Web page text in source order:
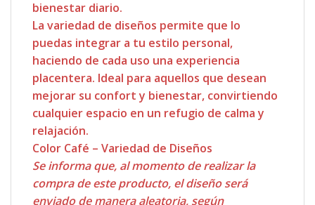
bienestar diario.
La variedad de diseños permite que lo
puedas integrar a tu estilo personal,
haciendo de cada uso una experiencia
placentera. Ideal para aquellos que desean
mejorar su confort y bienestar, convirtiendo
cualquier espacio en un refugio de calma y
relajación.
Color Café – Variedad de Diseños
Se informa que, al momento de realizar la
compra de este producto, el diseño será
enviado de manera aleatoria, según